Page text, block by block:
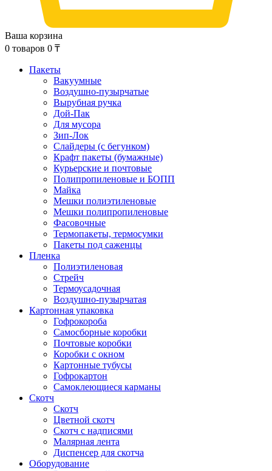
Ваша корзина
0 товаров 0 ₸
Пакеты
Вакуумные
Воздушно-пузырчатые
Вырубная ручка
Дой-Пак
Для мусора
Зип-Лок
Слайдеры (с бегунком)
Крафт пакеты (бумажные)
Курьерские и почтовые
Полипропиленовые и БОПП
Майка
Мешки полиэтиленовые
Мешки полипропиленовые
Фасовочные
Термопакеты, термосумки
Пакеты под саженцы
Пленка
Полиэтиленовая
Стрейч
Термоусадочная
Воздушно-пузырчатая
Картонная упаковка
Гофрокороба
Самосборные коробки
Почтовые коробки
Коробки с окном
Картонные тубусы
Гофрокартон
Самоклеющиеся карманы
Скотч
Скотч
Цветной скотч
Скотч с надписями
Малярная лента
Диспенсер для скотча
Оборудование